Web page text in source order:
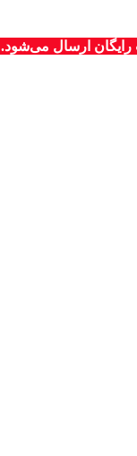
رایگان ارسال می‌شود.